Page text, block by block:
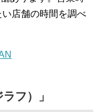
店舗の時間を調べ
フ）」